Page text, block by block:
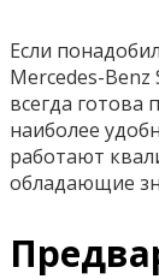
Если
Mercedes-Benz
всегда готова
наиболее
работают
обладающие